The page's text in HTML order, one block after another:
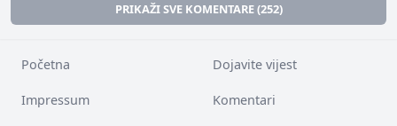
PRIKAŽI SVE KOMENTARE (252)
Početna Dojavite vijest
Impressum Komentari